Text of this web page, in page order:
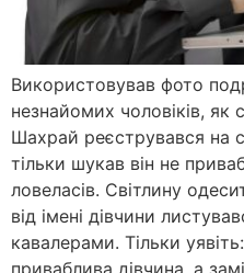
Використовував фото
незнайомих чоловіків, як
Шахрай реєструвався на
тільки шукав він не
ловеласів. Світлину
від імені дівчини
кавалерами. Тільки